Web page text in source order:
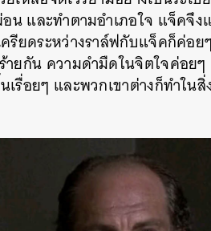
นและทำตามอำเภอใจ แจ็คจึง
รียดระหว่างราล์ฟกับแจ็คก็ค่อย
ายกัน ความดำมืดในจิตใจค่อยๆ
รื่อยๆ และพวกเขาต่างก็ทำใน
LINE EMAIL